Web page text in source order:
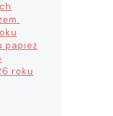
papież
roku